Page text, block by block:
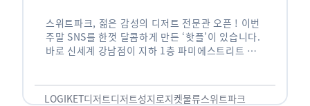
스위트파크, 젊은 감성의 디저트 전문관 오픈 ! 이번
주말 SNS를 한껏 달콤하게 만든 ‘핫플’이 있습니다.
바로 신세계 강남점이 지하 1층 파미에스트리트 분
LOGIKET디저트디저트성지로지켓물류스위트파크